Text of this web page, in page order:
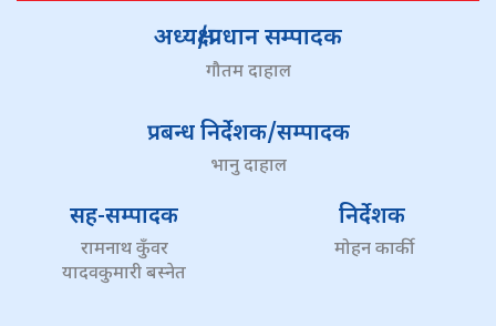
अध्यक्ष/प्रधान सम्पादक
गौतम दाहाल
प्रबन्ध निर्देशक/सम्पादक
भानु दाहाल
सह-सम्पादक
रामनाथ कुँवर
यादवकुमारी बस्नेत
निर्देशक
मोहन कार्की